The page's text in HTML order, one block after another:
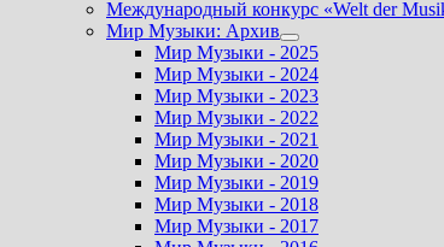
подменю
Международный конкурс «Welt der
Мир Музыки: Архив
Показать
подменю
Мир Музыки - 2025
Мир Музыки - 2024
Мир Музыки - 2023
Мир Музыки - 2022
Мир Музыки - 2021
Мир Музыки - 2020
Мир Музыки - 2019
Мир Музыки - 2018
Мир Музыки - 2017